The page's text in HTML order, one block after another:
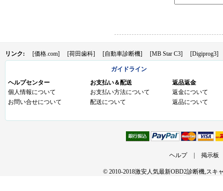
リンク: [価格.com] [荷田歯科] [自動車診断機] [MB Star C3] [Digiprog3]
ガイドライン
ヘルプセンター
個人情報について
お問い合せについて
お支払い＆配送
お支払い方法について
配送について
返品返金
返金について
返品について
ヘルプ | 掲示板
© 2010-2018激安人気最新OBD2診断機,スキ